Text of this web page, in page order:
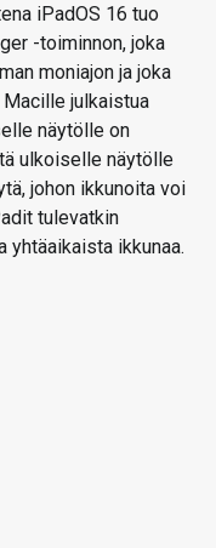
iPadOS 16 tuo
-toiminnon, joka
moniajon ja joka
julkaistua
näytölle on
ulkoiselle näytölle
johon ikkunoita voi
tulevatkin
yhtäaikaista ikkunaa.